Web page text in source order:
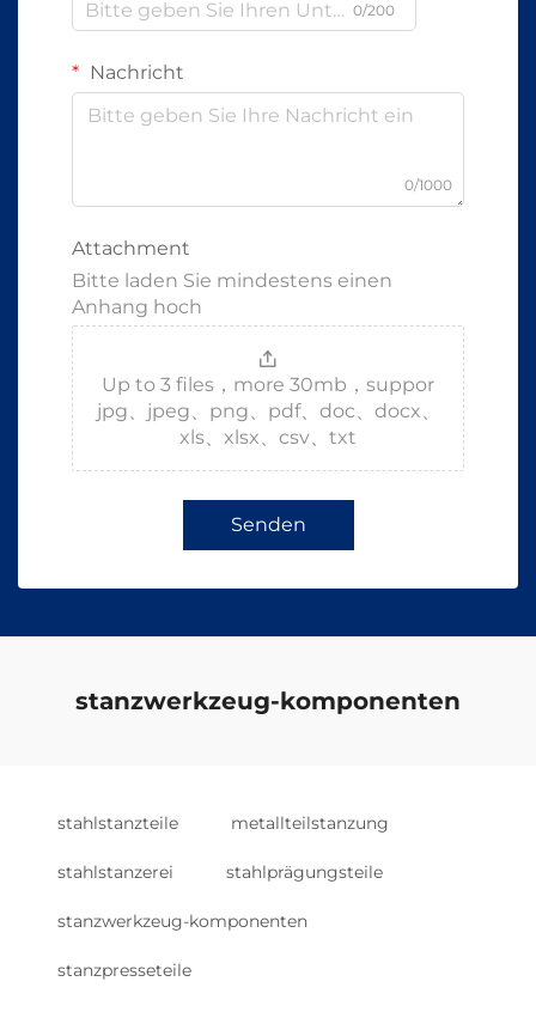
0/200
Nachricht
0/1000
Attachment
Bitte laden Sie mindestens einen
Anhang hoch
Up to 3 files，more 30mb，suppor
jpg、jpeg、png、pdf、doc、docx、
xls、xlsx、csv、txt
Senden
stanzwerkzeug-komponenten
stahlstanzteile metallteilstanzung
stahlstanzerei stahlprägungsteile
stanzwerkzeug-komponenten
stanzpresseteile